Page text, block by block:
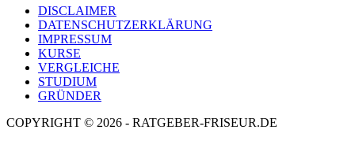
DISCLAIMER
DATENSCHUTZERKLÄRUNG
IMPRESSUM
KURSE
VERGLEICHE
STUDIUM
GRÜNDER
COPYRIGHT © 2026 - RATGEBER-FRISEUR.DE